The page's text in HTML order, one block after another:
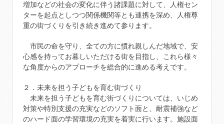
増加などの社会の変化に伴う諸課題に対して、人権セン
ターを起点としつつ関係機関等とも連携を深め、人権尊
重の街づくりを引き続き進めて参ります。
市民の命を守り、全ての方に慣れ親しんだ地域で、安
心感を持ってお暮しいただける街を目指し、これら様々
な角度からのアプローチを総合的に進める考えです。
２．未来を担う子どもを育む街づくり
未来を担う子どもを育む街づくりについては、いじめ
対策や特別支援の充実などのソフト面と、耐震補強など
のハード面の学習環境の充実を着実に行います。施設面